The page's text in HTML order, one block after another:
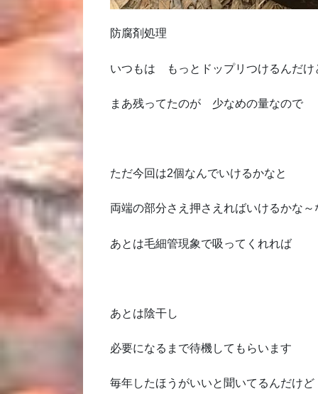
防腐剤処理
いつもは もっとドップリつけるんだけ
まあ残ってたのが 少なめの量なので
ただ今回は2個なんでいけるかなと
両端の部分さえ押さえればいけるかな～
あとは毛細管現象で吸ってくれれば
あとは陰干し
必要になるまで待機してもらいます
毎年したほうがいいと聞いてるんだけど